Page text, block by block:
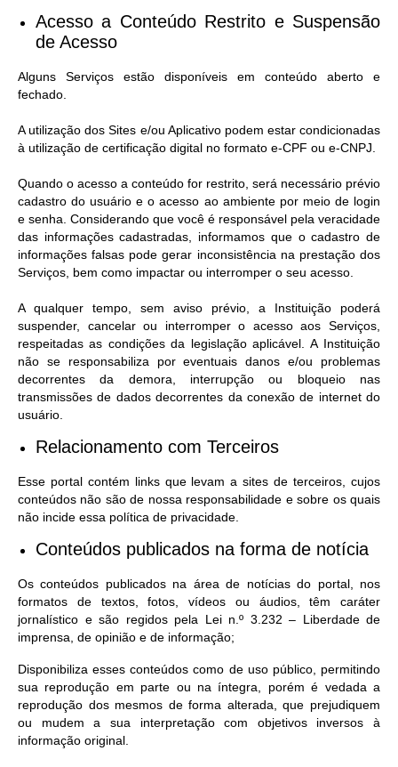
Acesso a Conteúdo Restrito e Suspensão
de Acesso​
Alguns Serviços estão disponíveis em conteúdo aberto e
fechado.
A utilização dos Sites e/ou Aplicativo podem estar condicionadas
à utilização de certificação digital no formato e-CPF ou e-CNPJ.
Quando o acesso a conteúdo for restrito, será necessário prévio
cadastro do usuário e o acesso ao ambiente por meio de login
e senha. Considerando que você é responsável pela veracidade
das informações cadastradas, informamos que o cadastro de
informações falsas pode gerar inconsistência na prestação dos
Serviços, bem como impactar ou interromper o seu acesso.
A qualquer tempo, sem aviso prévio, a Instituição poderá
suspender, cancelar ou interromper o acesso aos Serviços,
respeitadas as condições da legislação aplicável. A Instituição
não se responsabiliza por eventuais danos e/ou problemas
decorrentes da demora, interrupção ou bloqueio nas
transmissões de dados decorrentes da conexão de internet do
usuário.
Relacionamento com Terceiros
Esse portal contém links que levam a sites de terceiros, cujos
conteúdos não são de nossa responsabilidade e sobre os quais
não incide essa política de privacidade.
Conteúdos publicados na forma de notícia
Os conteúdos publicados na área de notícias do portal, nos
formatos de textos, fotos, vídeos ou áudios, têm caráter
jornalístico e são regidos pela Lei n.º 3.232 – Liberdade de
imprensa, de opinião e de informação;
Disponibiliza esses conteúdos como de uso público, permitindo
sua reprodução em parte ou na íntegra, porém é vedada a
reprodução dos mesmos de forma alterada, que prejudiquem
ou mudem a sua interpretação com objetivos inversos à
informação original.